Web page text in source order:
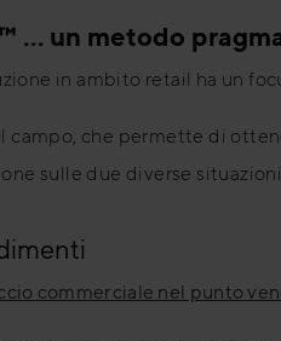
… un metodo
in ambito retail ha un
campo, che permette di
sulle due diverse
commerciale nel punto